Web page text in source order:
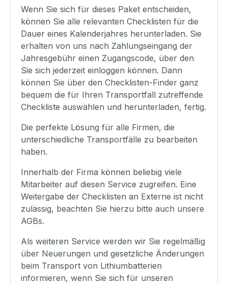
Wenn Sie sich für dieses Paket entscheiden,
können Sie alle relevanten Checklisten für die
Dauer eines Kalenderjahres herunterladen. Sie
erhalten von uns nach Zahlungseingang der
Jahresgebühr einen Zugangscode, über den
Sie sich jederzeit einloggen können. Dann
können Sie über den Checklisten-Finder ganz
bequem die für Ihren Transportfall zutreffende
Checkliste auswählen und herunterladen, fertig.
Die perfekte Lösung für alle Firmen, die
unterschiedliche Transportfälle zu bearbeiten
haben.
Innerhalb der Firma können beliebig viele
Mitarbeiter auf diesen Service zugreifen. Eine
Weitergabe der Checklisten an Externe ist nicht
zulässig, beachten Sie hierzu bitte auch unsere
AGBs.
Als weiteren Service werden wir Sie regelmäßig
über Neuerungen und gesetzliche Änderungen
beim Transport von Lithiumbatterien
informieren, wenn Sie sich für unseren